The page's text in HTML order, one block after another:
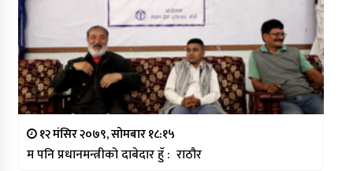
१२ मंसिर २०७९, सोमबार १८:१५
म पनि प्रधानमन्त्रीको दाबेदार हुँ : राठौर